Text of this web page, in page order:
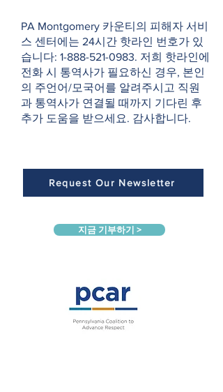
PA Montgomery 카운티의 피해자 서비
스 센터에는 24시간 핫라인 번호가 있
습니다: 1-888-521-0983. 저희 핫라인에
전화 시 통역사가 필요하신 경우, 본인
의 주언어/모국어를 알려주시고 직원
과 통역사가 연결될 때까지 기다린 후
추가 도움을 받으세요. 감사합니다.
Request Our Newsletter
지금 기부하기 >